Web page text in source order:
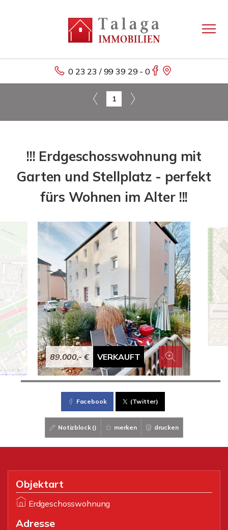
0 23 23 / 99 39 29 - 0
1
!!! Erdgeschosswohnung mit
Garten und Stellplatz - perfekt
fürs Wohnen im Alter !!!
89.000,- € VERKAUFT
Facebook (Twitter)
Notizblock () merken drucken
Objektart
Erdgeschosswohnung
Adresse